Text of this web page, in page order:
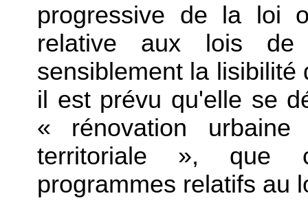
progressive de la loi
relative aux lois de
sensiblement la
il est prévu qu'elle se
« rénovation
territoriale », que
programmes relatifs au